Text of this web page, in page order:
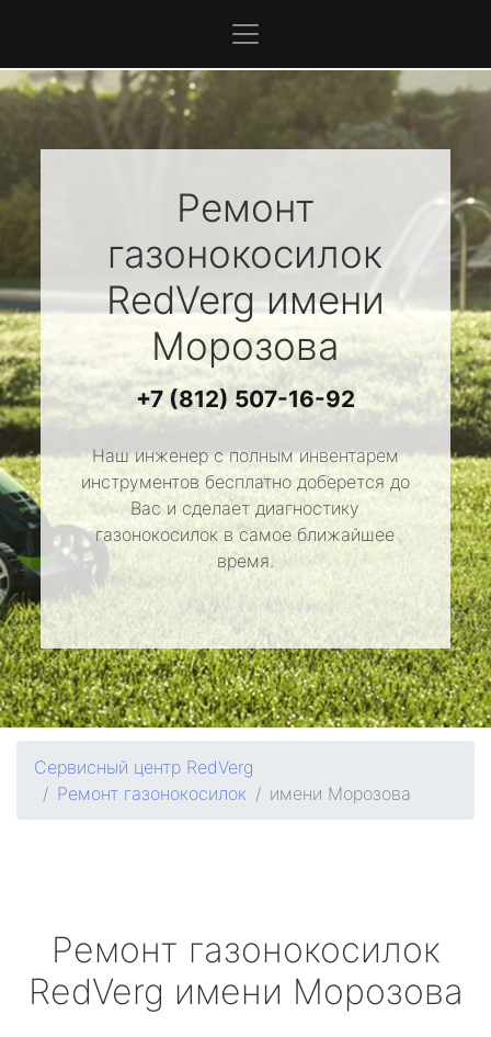
Ремонт
газонокосилок
RedVergимени
Морозова
+7 (812) 507-16-92
Наш инженер с полным инвентарем
инструментов бесплатно доберется до
Вас и сделает диагностику
газонокосилок в самое ближайшее
время.
Сервисный центр RedVerg
Ремонт газонокосилок
имени Морозова
Ремонт газонокосилок
RedVerg имени Морозова